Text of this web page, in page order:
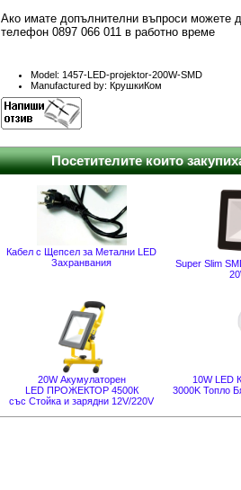
Ако имате допълнителни въпроси можете
телефон 0897 066 011 в работно време
Model: 1457-LED-projektor-200W-SMD
Manufactured by: КрушкиКом
Посетителите които
Кабел с Щепсел за Метални LED
Захранвания
Super Slim
20W Акумулаторен
LED ПРОЖЕКТОР 4500К
със Стойка и зарядни 12V/220V
10W LED
3000K Топло